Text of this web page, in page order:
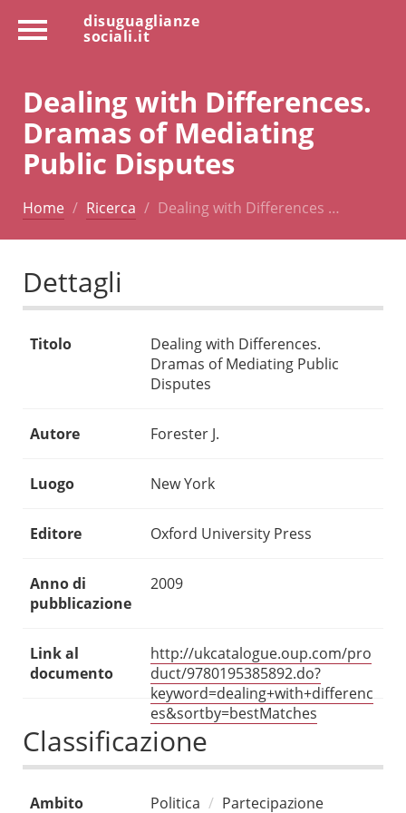
disuguaglianze
sociali.it
Dealing with Differences.
Dramas of Mediating
Public Disputes
Home Ricerca Dealing with Differences …
Dettagli
Titolo
Dealing with Differences.
Dramas of Mediating Public
Disputes
Autore Forester J.
Luogo New York
Editore Oxford University Press
Anno di
pubblicazione
2009
Link al
documento
http://ukcatalogue.oup.com/pro
duct/9780195385892.do?
keyword=dealing+with+differenc
es&sortby=bestMatches
Classificazione
Ambito Politica Partecipazione